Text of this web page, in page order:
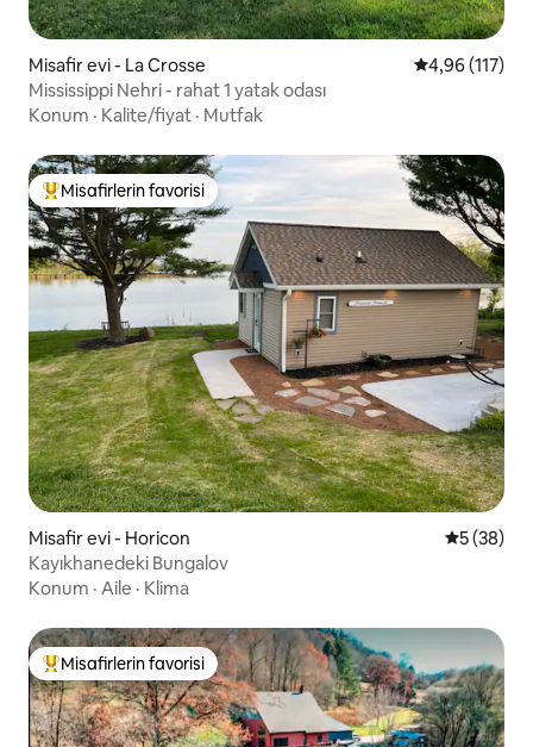
Misafir evi - La Crosse 5 üzerinden
4,96 (117)
Mississippi Nehri - rahat 1 yatak odası
Konum · Kalite/fiyat · Mutfak
Misafirlerin favorilerinden en beğenilenler arasında
Misafirlerin favorisi
Misafir evi - Horicon 55 (38)
Kayıkhanedeki Bungalov
Konum · Aile · Klima
Misafirlerin favorilerinden en beğenilenler arasında
Misafirlerin favorisi